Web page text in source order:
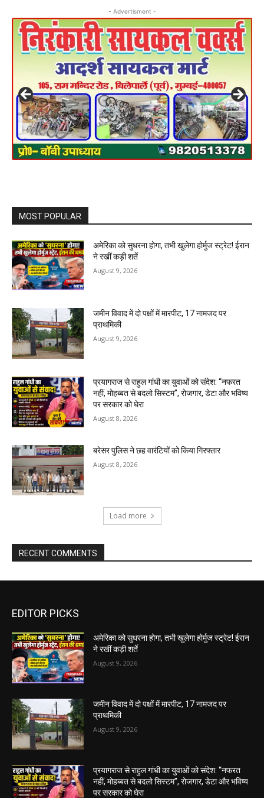
- Advertisment -
MOST POPULAR
अमेरिका को सुधरना होगा, तभी खुलेगा होर्मुज स्ट्रेट! ईरान
ने रखीं कड़ी शर्ते
August 9, 2026
जमीन विवाद में दो पक्षों में मारपीट, 17 नामजद पर
प्राथमिकी
August 9, 2026
प्रयागराज से राहुल गांधी का युवाओं को संदेश: “नफरत
नहीं, मोहब्बत से बदलो सिस्टम”, रोजगार, डेटा और भविष्य
पर सरकार को घेरा
August 8, 2026
बरेसर पुलिस ने छह वारंटियों को किया गिरफ्तार
August 8, 2026
Load more
RECENT COMMENTS
EDITOR PICKS
अमेरिका को सुधरना होगा, तभी खुलेगा होर्मुज स्ट्रेट! ईरान
ने रखीं कड़ी शर्ते
August 9, 2026
जमीन विवाद में दो पक्षों में मारपीट, 17 नामजद पर
प्राथमिकी
August 9, 2026
प्रयागराज से राहुल गांधी का युवाओं को संदेश: “नफरत
नहीं, मोहब्बत से बदलो सिस्टम”, रोजगार, डेटा और भविष्य
पर सरकार को घेरा